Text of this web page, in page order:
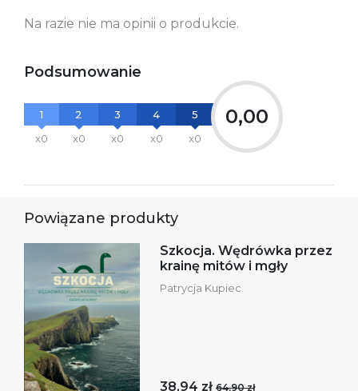
Na razie nie ma opinii o produkcie.
Podsumowanie
1
x0
2
x0
3
x0
4
x0
5
x0
0,00
Powiązane produkty
Szkocja. Wędrówka przez
krainę mitów i mgły
Patrycja Kupiec
38,94 zł 64,90 zł